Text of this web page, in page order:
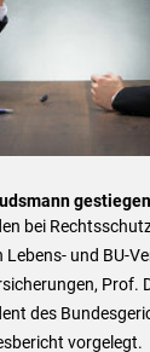
gestiegen
bei
Lebens- und BU-
Prof.
des
vorgelegt.